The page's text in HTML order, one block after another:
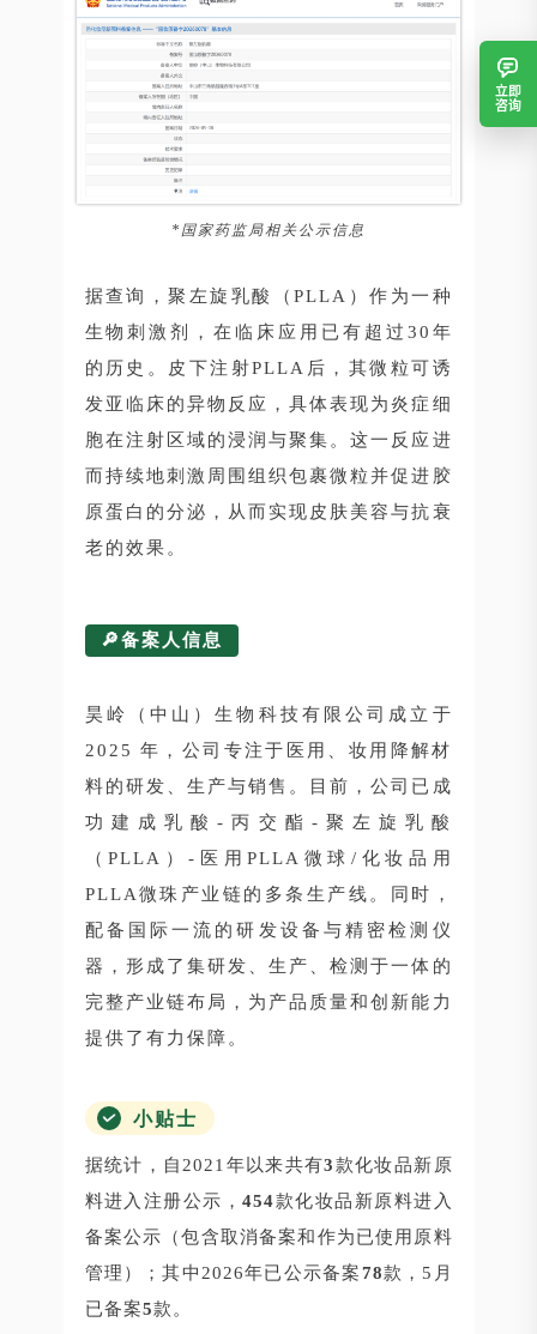
*国家药监局相关公示信息
据查询，聚左旋乳酸（PLLA）作为一种
生物刺激剂，在临床应用已有超过30年
的历史。皮下注射PLLA后，其微粒可诱
发亚临床的异物反应，具体表现为炎症细
胞在注射区域的浸润与聚集。这一反应进
而持续地刺激周围组织包裹微粒并促进胶
原蛋白的分泌，从而实现皮肤美容与抗衰
老的效果。
🔎备案人信息
昊岭（中山）生物科技有限公司成立于
2025 年，公司专注于医用、妆用降解材
料的研发、生产与销售。目前，公司已成
功建成乳酸-丙交酯-聚左旋乳酸
（PLLA）-医用PLLA微球/化妆品用
PLLA微珠产业链的多条生产线。同时，
配备国际一流的研发设备与精密检测仪
器，形成了集研发、生产、检测于一体的
完整产业链布局，为产品质量和创新能力
提供了有力保障。
小贴士
据统计，自2021年以来共有3款化妆品新原
料进入注册公示，454款化妆品新原料进入
备案公示（包含取消备案和作为已使用原料
管理）；其中2026年已公示备案78款，5月
已备案5款。
立即
咨询